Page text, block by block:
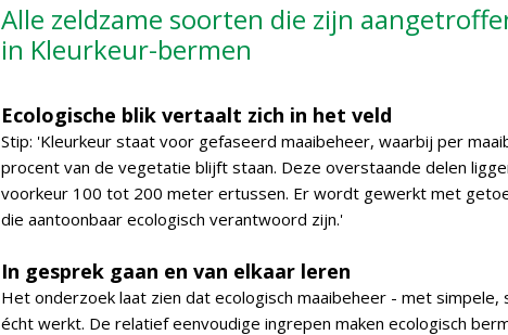
Alle zeldzame soorten die zijn
in Kleurkeur-bermen
Ecologische blik vertaalt zich in het veld
Stip: 'Kleurkeur staat voor gefaseerd maaibeheer, waarbij per
procent van de vegetatie blijft staan. Deze overstaande delen
voorkeur 100 tot 200 meter ertussen. Er wordt gewerkt met
die aantoonbaar ecologisch verantwoord zijn.'
In gesprek gaan en van elkaar leren
Het onderzoek laat zien dat ecologisch maaibeheer - met simpele,
écht werkt. De relatief eenvoudige ingrepen maken ecologisch